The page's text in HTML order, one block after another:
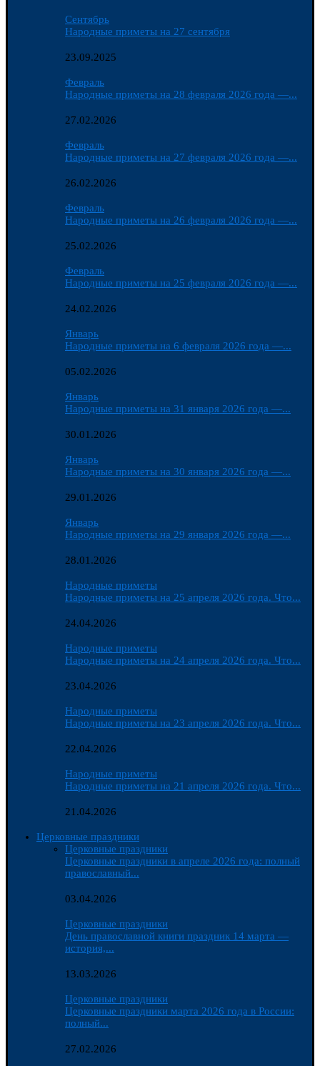
Сентябрь
Народные приметы на 27 сентября
23.09.2025
Февраль
Народные приметы на 28 февраля 2026 года —...
27.02.2026
Февраль
Народные приметы на 27 февраля 2026 года —...
26.02.2026
Февраль
Народные приметы на 26 февраля 2026 года —...
25.02.2026
Февраль
Народные приметы на 25 февраля 2026 года —...
24.02.2026
Январь
Народные приметы на 6 февраля 2026 года —...
05.02.2026
Январь
Народные приметы на 31 января 2026 года —...
30.01.2026
Январь
Народные приметы на 30 января 2026 года —...
29.01.2026
Январь
Народные приметы на 29 января 2026 года —...
28.01.2026
Народные приметы
Народные приметы на 25 апреля 2026 года. Что...
24.04.2026
Народные приметы
Народные приметы на 24 апреля 2026 года. Что...
23.04.2026
Народные приметы
Народные приметы на 23 апреля 2026 года. Что...
22.04.2026
Народные приметы
Народные приметы на 21 апреля 2026 года. Что...
21.04.2026
Церковные праздники
Церковные праздники
Церковные праздники в апреле 2026 года: полный
православный...
03.04.2026
Церковные праздники
День православной книги праздник 14 марта —
история,...
13.03.2026
Церковные праздники
Церковные праздники марта 2026 года в России:
полный...
27.02.2026